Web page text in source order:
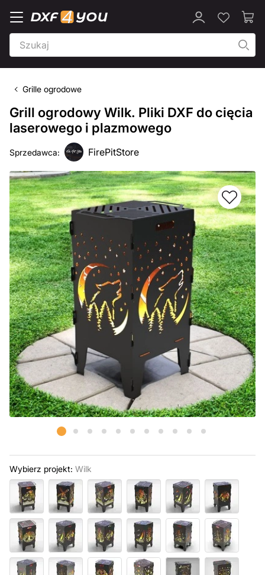
Grille ogrodowe
Grill ogrodowy Wilk. Pliki DXF do cięcia
laserowego i plazmowego
Sprzedawca: FirePitStore
Wybierz projekt: Wilk